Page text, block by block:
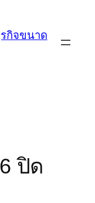
กิจขนาด
ปิด